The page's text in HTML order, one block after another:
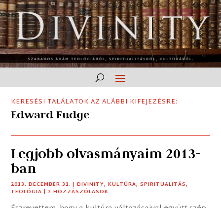
KERESÉSI TALÁLATOK AZ ALÁBBI KIFEJEZÉSRE:
Edward Fudge
Legjobb olvasmányaim 2013-
ban
2013. DECEMBER 31. |DIVINITY,KULTÚRA,SPIRITUALITÁS,
TEOLÓGIA | 2 HOZZÁSZÓLÁSOK